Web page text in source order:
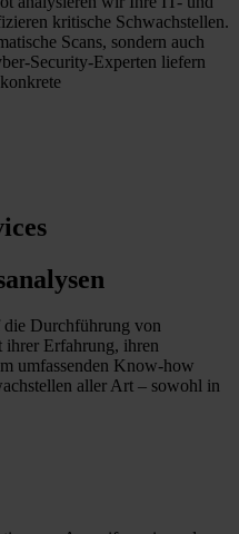
kritische Schwachstellen.
Scans, sondern auch
Security-Experten liefern
die Durchführung von
ihrer Erfahrung, ihren
umfassenden Know-how
aller Art – sowohl in